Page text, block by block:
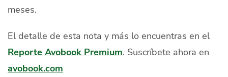
meses.
El detalle de esta nota y más lo encuentras en el
Reporte Avobook Premium. Suscríbete ahora en
avobook.com